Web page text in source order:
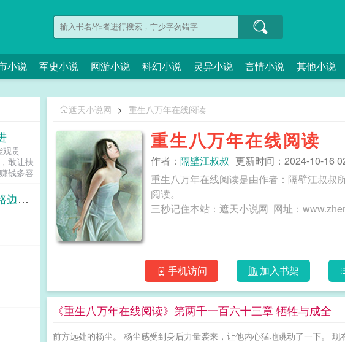
小说 军史小说 网游小说 科幻小说 灵异小说 言情小说 其他小说
遮天小说网 > 重生八万年在线阅读
重生八万年在线阅读
作者： 隔壁江叔叔 更新时间：2024-10-16
重生八万年在线阅读是由作者：隔壁江叔叔
阅读。
手机访问 加入书架
《重生八万年在线阅读》第两千一百六十三章 牺牲与成全
前方远处的杨尘。 杨尘感受到身后力量袭来，让他内心猛地跳动了一下。
观贵
敢让扶
钱多容
毕竟世
而此等
家子凄
不肩负
教做人
掉！被
姐是我
四合院：香江首富从路边摊开始